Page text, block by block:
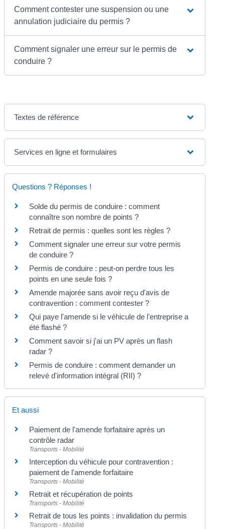
Comment contester une suspension ou une
annulation judiciaire du permis ?
Comment signaler une erreur sur le permis de
conduire ?
Textes de référence
Services en ligne et formulaires
Questions ? Réponses !
Solde du permis de conduire : comment
connaître son nombre de points ?
Retrait de permis : quelles sont les règles ?
Comment signaler une erreur sur votre permis
de conduire ?
Permis de conduire : peut-on perdre tous les
points en une seule fois ?
Amende majorée sans avoir reçu d'avis de
contravention : comment contester ?
Qui paye l'amende si le véhicule de l'entreprise a
été flashé ?
Comment savoir si j'ai un PV après un flash
radar ?
Permis de conduire : comment demander un
relevé d'information intégral (RII) ?
Et aussi
Paiement de l'amende forfaitaire après un
contrôle radar
Transports - Mobilité
Interception du véhicule pour contravention :
paiement de l'amende forfaitaire
Transports - Mobilité
Retrait et récupération de points
Transports - Mobilité
Retrait de tous les points : invalidation du permis
Transports - Mobilité